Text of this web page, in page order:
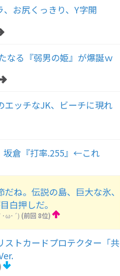
お尻くっきり、Y字開
なる『弱男の姫』が爆誕ｗ
エッチなJK、ビーチに現れ
坂倉『打率.255』←これ
だね。伝説の島、巨大な氷、
押しだ。
･ω･´) (前回 8位)
ストカードプロテクター「共